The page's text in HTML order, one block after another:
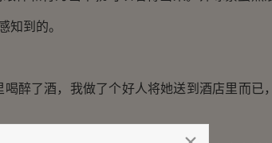
知到的。
了酒，我做了个好人将她送到酒店里而已，